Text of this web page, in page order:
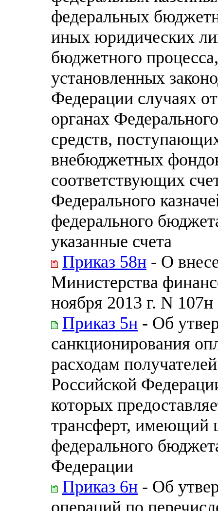
федеральных
иных юридических
бюджетного
установленных
Федерации случаях
органах
средств,
внебюджетных
соответствующих
Федерального
федерального
указанные счета
Приказ 58н - О
Министерства
ноября 2013 г. N 107н
Приказ 5н - Об
санкционирования
расходам
Российской
которых
трансферт, имеющий
федерального
Федерации
Приказ 6н - Об
операций по